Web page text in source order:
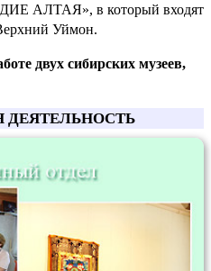
АЛТАЯ», в который входят
Уймон.
двух сибирских музеев,
ДЕЯТЕЛЬНОСТЬ